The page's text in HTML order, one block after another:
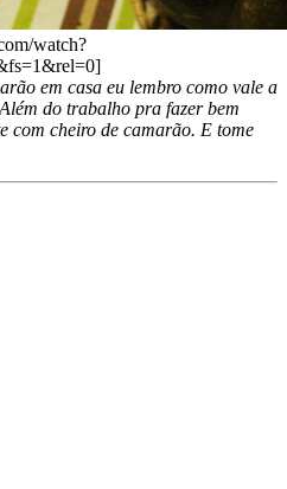
watch?
em casa eu lembro como vale a
do trabalho pra fazer bem
com cheiro de camarão. E tome